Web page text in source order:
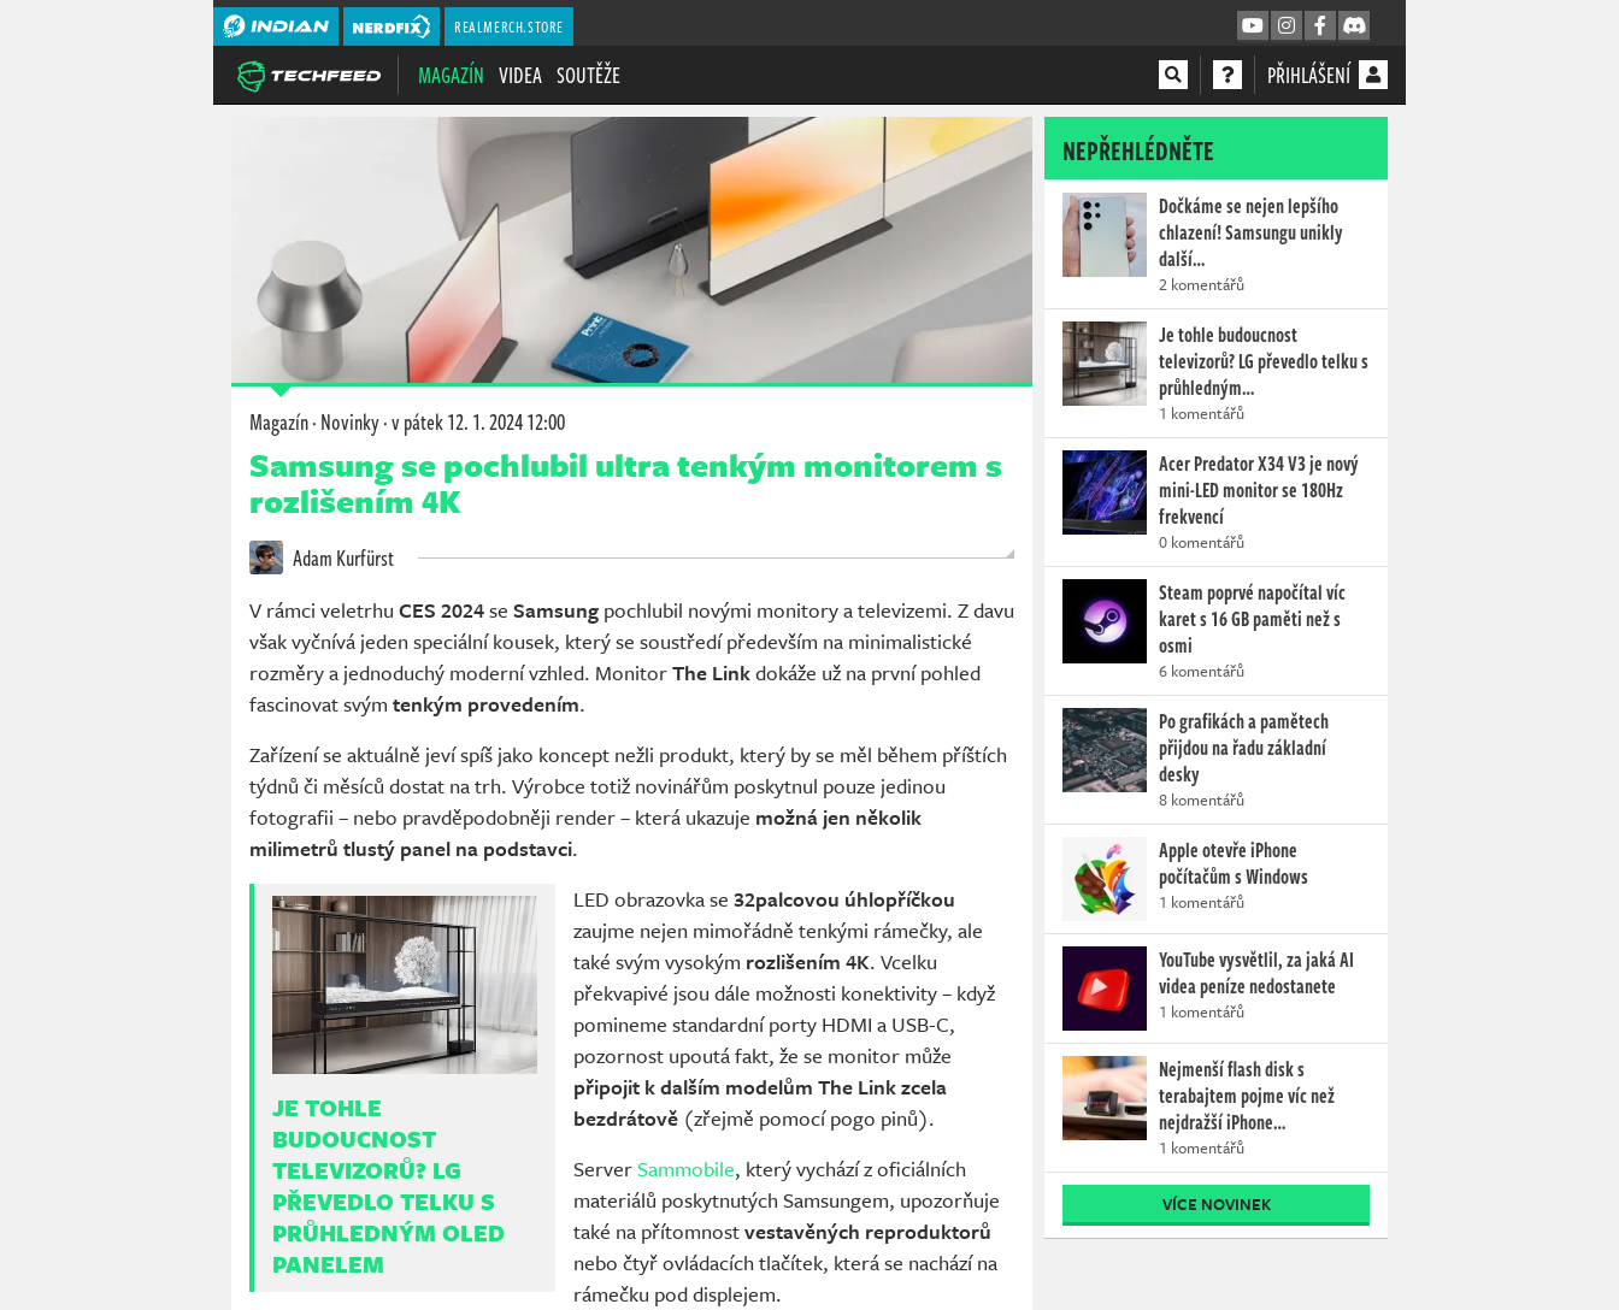
REALMERCH.STORE
MAGAZÍN VIDEA SOUTĚŽE PŘIHLÁŠENÍ
Magazín·Novinky·v pátek12. 1. 2024 12:00
Samsung se pochlubil ultra tenkým monitorem s
rozlišením 4K
Adam Kurfürst
V rámci veletrhu CES 2024se Samsung pochlubil novými monitory a televizemi. Z davu
však vyčnívá jeden speciální kousek, který se soustředí především na minimalistické
rozměry a jednoduchý moderní vzhled. MonitorThe Linkdokáže už na první pohled
fascinovat svým tenkým provedením.
Zařízení se aktuálně jeví spíš jako koncept nežli produkt, který by se měl během příštích
týdnů či měsíců dostat na trh. Výrobce totiž novinářům poskytnul pouze jedinou
fotografii – nebo pravděpodobněji render – která ukazuje možná jen několik
milimetrů tlustý panel na podstavci.
JE TOHLE
BUDOUCNOST
TELEVIZORŮ? LG
PŘEVEDLO TELKU S
PRŮHLEDNÝM OLED
PANELEM
LED obrazovka se 32palcovou úhlopříčkou
zaujme nejen mimořádně tenkými rámečky, ale
také svým vysokým rozlišením 4K. Vcelku
překvapivé jsou dále možnosti konektivity – když
pomineme standardní porty HDMI a USB-C,
pozornost upoutá fakt, že se monitor může
připojit k dalším modelům The Link zcela
bezdrátově (zřejmě pomocí pogo pinů).
ServerSammobile, který vychází z oficiálních
materiálů poskytnutých Samsungem, upozorňuje
také na přítomnostvestavěných reproduktorů
nebo čtyř ovládacích tlačítek, která se nachází na
rámečku pod displejem.
NEPŘEHLÉDNĚTE
Dočkáme se nejen lepšího
chlazení! Samsungu unikly
další…
2 komentářů
Je tohle budoucnost
televizorů? LG převedlo telku s
průhledným…
1 komentářů
Acer Predator X34 V3 je nový
mini-LED monitor se 180Hz
frekvencí
0 komentářů
Steam poprvé napočítal víc
karet s 16 GB paměti než s
osmi
6 komentářů
Po grafikách a pamětech
přijdou na řadu základní
desky
8 komentářů
Apple otevře iPhone
počítačům s Windows
1 komentářů
YouTube vysvětlil, za jaká AI
videa peníze nedostanete
1 komentářů
Nejmenší flash disk s
terabajtem pojme víc než
nejdražší iPhone…
1 komentářů
VÍCE NOVINEK